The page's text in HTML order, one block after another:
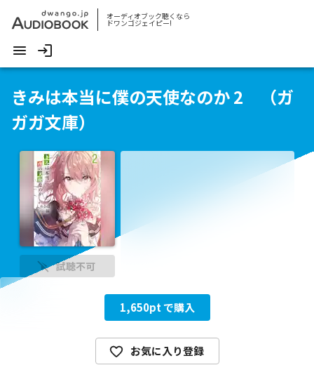
オーディオブック聴くなら
ドワンゴジェイピー!
きみは本当に僕の天使なのか 2 （ガ
ガガ文庫）
試聴不可
1,650pt で購入
お気に入り登録